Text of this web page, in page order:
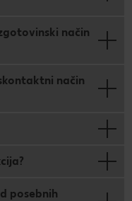
način
način
posebnih